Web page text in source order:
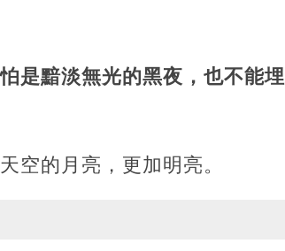
是黯淡無光的黑夜，也不能埋
空的月亮，更加明亮。